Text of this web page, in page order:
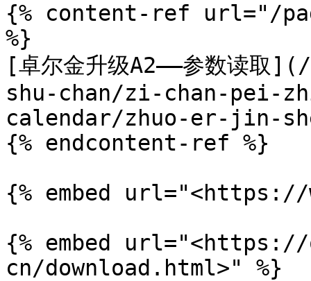
{% content-ref url="/
%}
[卓尔金升级A2——参数读
shu-chan/zi-chan-pei-
calendar/zhuo-er-jin-
{% endcontent-ref %}
{% embed url="<https://
{% embed
cn/download.html>" %}